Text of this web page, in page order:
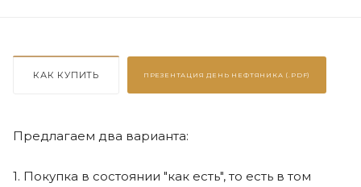
КАК КУПИТЬ ПРЕЗЕНТАЦИЯ ДЕНЬ НЕФТЯНИКА (.PDF)
Предлагаем два варианта:
1. Покупка в состоянии "как есть", то есть в том